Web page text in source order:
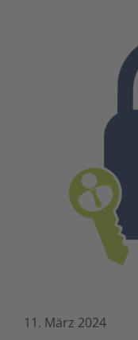
11. März 2024